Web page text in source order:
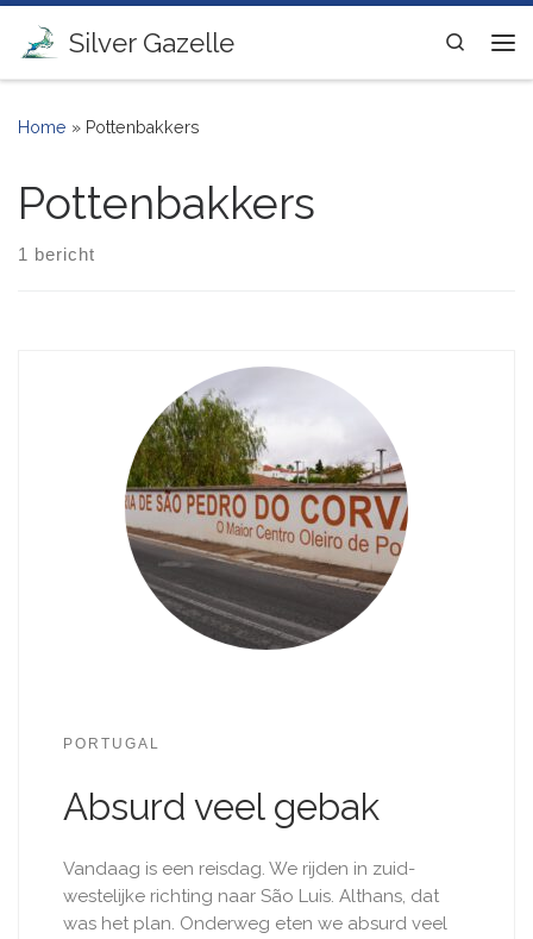
Ga naar inhoud
Silver Gazelle
Search
Home » Pottenbakkers
Pottenbakkers
1 bericht
PORTUGAL
Absurd veel gebak
Vandaag is een reisdag. We rijden in zuid-
westelijke richting naar São Luis. Althans, dat
was het plan. Onderweg eten we absurd veel